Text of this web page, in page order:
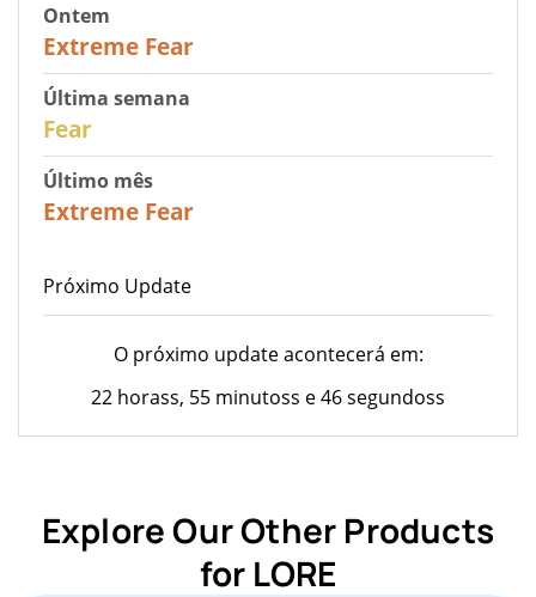
Ontem
Extreme Fear
Última semana
Fear
Último mês
Extreme Fear
Próximo Update
O próximo update acontecerá em:
22 horass, 55 minutoss e 46 segundoss
Explore Our Other Products
for LORE